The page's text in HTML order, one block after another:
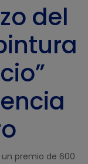
del
premio de 600